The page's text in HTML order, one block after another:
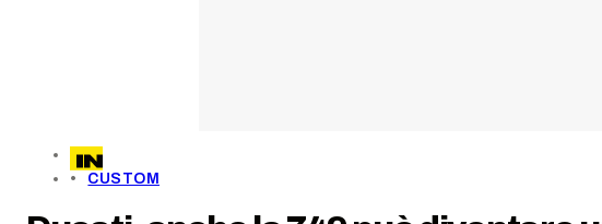
CUSTOM